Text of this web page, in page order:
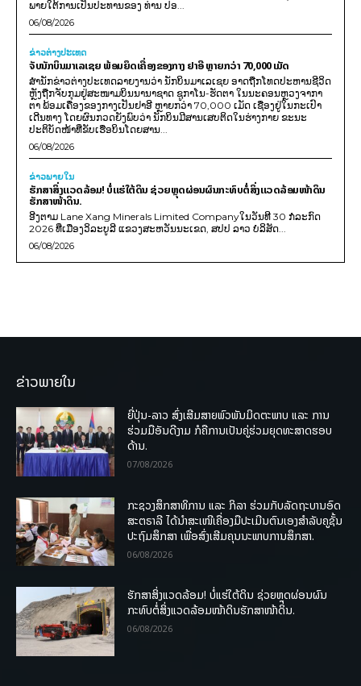
ພາຍໃຕ້ການເປັນປະທານຂອງ ທ່ານ ປອ...
06/08/2026
ຂ່າວຕ່າງປະເທດ
ຈັບນັກບິນມາເລເຊຍ ພ້ອມຍຶດເຄື່ອງຂອງກາງ ຢາອີ ຫຼາຍກວ່າ 70,000 ເມັດ
ສຳນັກຂ່າວຕ່າງປະເທດລາຍງານວ່າ ນັກບິນມາເລເຊຍ ອາດຖືກໂທດປະຫານຊີວິດ
ຫຼັງຖືກຈັບກຸມຢູ່ສະໜາມບິນນານາຊາດ ຊູກາໂນ-ຮັດຕາ ໃນນະຄອນຫຼວງຈາກາ
ຕາ ພ້ອມເຄື່ອງຂອງກາງເປັນຢາອີ ຫຼາຍກວ່າ 70,000 ເມັດ ເຊື່ອງຢູ່ໃນກະເປົາ
ເດີນທາງ ໂດຍຜົນກວດຍັງພົບວ່າ ນັກບິນມີສານເສບຕິດໃນຮ່າງກາຍ ຂະນະ
ປະຕິບັດໜ້າທີ່ຂັບເຮືອບິນໂດຍສານ...
06/08/2026
ຂ່າວພາຍ​ໃນ
ຮັກສາສິ່ງແວດລ້ອມ! ບໍ່ແຮ່ໃຕ້ດິນ ຊ່ວຍຫຼຸດຜ່ອນຜົນກະທົບຕໍ່ສິ່ງແວດລ້ອມໜ້າດິນ
ຮັກສາໜ້າດິນ.
ອີງຕາມ Lane Xang Minerals Limited Companyໃນວັນທີ 30 ກໍລະກົດ
2026 ທີ່ເມືອງວິລະບູລີ ແຂວງສະຫວັນນະເຂດ, ສປປ ລາວ ບໍລິສັດ...
06/08/2026
ຂ່າວພາຍໃນ
ຍີ່ປຸ່ນ-ລາວ ສົ່ງເສີມສາຍພົວພັນມິດຕະພາບ ແລະ ການ
ຮ່ວມມືອັນດີງາມ ກໍຄືການເປັນຄູ່ຮ່ວມຍຸດທະສາດຮອບ
ດ້ານ.
07/08/2026
ກະຊວງສຶກສາທິການ ແລະ ກິລາ ຮ່ວມກັບລັດຖະບານອົດ
ສະຕຣາລີ ໄດ້ນຳສະເໜີເຄື່ອງມືປະເມີນຕົນເອງສຳລັບຄູຊັ້ນ
ປະຖົມສຶກສາ ເພື່ອສົ່ງເສີມຄຸນນະພາບການສຶກສາ.
06/08/2026
ຮັກສາສິ່ງແວດລ້ອມ! ບໍ່ແຮ່ໃຕ້ດິນ ຊ່ວຍຫຼຸດຜ່ອນຜົນ
ກະທົບຕໍ່ສິ່ງແວດລ້ອມໜ້າດິນຮັກສາໜ້າດິນ.
06/08/2026